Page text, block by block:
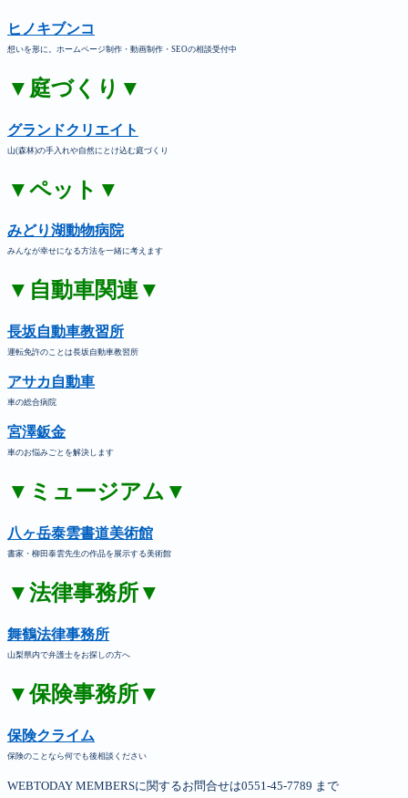
ヒノキブンコ
想いを形に。ホームページ制作・動画制作・SEOの相談受付中
▼庭づくり▼
グランドクリエイト
山(森林)の手入れや自然にとけ込む庭づくり
▼ペット▼
みどり湖動物病院
みんなが幸せになる方法を一緒に考えます
▼自動車関連▼
長坂自動車教習所
運転免許のことは長坂自動車教習所
アサカ自動車
車の総合病院
宮澤鈑金
車のお悩みごとを解決します
▼ミュージアム▼
八ヶ岳泰雲書道美術館
書家・柳田泰雲先生の作品を展示する美術館
▼法律事務所▼
舞鶴法律事務所
山梨県内で弁護士をお探しの方へ
▼保険事務所▼
保険クライム
保険のことなら何でも後相談ください
WEBTODAY MEMBERSに関するお問合せは0551-45-7789 まで